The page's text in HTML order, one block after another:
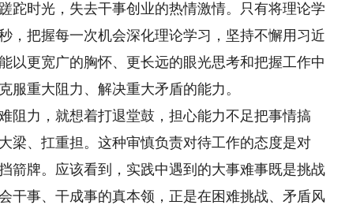
跎时光，失去干事创业的热情激情。只有将理论学
，把握每一次机会深化理论学习，坚持不懈用习近
以更宽广的胸怀、更长远的眼光思考和把握工作中
服重大阻力、解决重大矛盾的能力。
力，就想着打退堂鼓，担心能力不足把事情搞
梁、扛重担。这种审慎负责对待工作的态度是对
箭牌。应该看到，实践中遇到的大事难事既是挑战
干事、干成事的真本领，正是在困难挑战、矛盾风